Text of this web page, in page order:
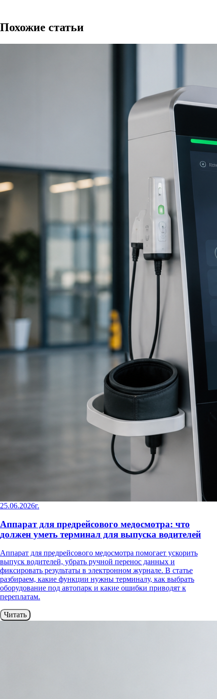
Похожие статьи
25.06.2026г.
Аппарат для предрейсового медосмотра: что
должен уметь терминал для выпуска водителей
Аппарат для предрейсового медосмотра помогает ускорить
выпуск водителей, убрать ручной перенос данных и
фиксировать результаты в электронном журнале. В статье
разбираем, какие функции нужны терминалу, как выбрать
оборудование под автопарк и какие ошибки приводят к
переплатам.
Читать